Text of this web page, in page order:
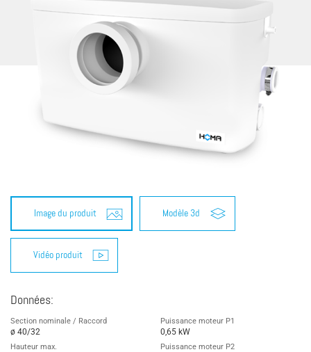
Image du produit Modèle 3d
Vidéo produit
Données:
Section nominale / Raccord
ø 40/32
Hauteur max.
Puissance moteur P1
0,65 kW
Puissance moteur P2